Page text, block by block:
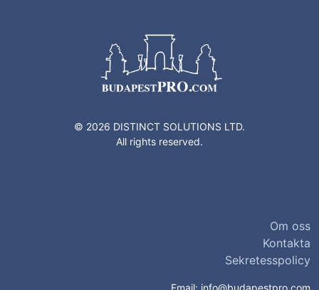
© 2026 DISTINCT SOLUTIONS LTD.
All rights reserved.
Om oss
Kontakta
Sekretesspolicy
Email: info@budapestpro.com